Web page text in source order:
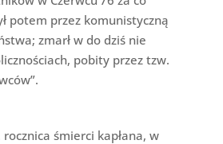
potem przez komunistyczną
zmarł w do dziś nie
pobity przez tzw.
śmierci kapłana, w